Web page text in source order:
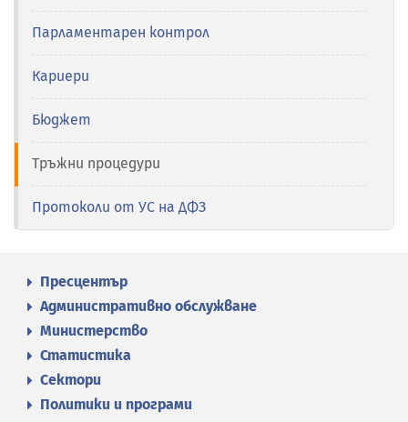
Парламентарен контрол
Кариери
Бюджет
Тръжни процедури
Протоколи от УС на ДФЗ
Пресцентър
Административно обслужване
Министерство
Статистика
Сектори
Политики и програми